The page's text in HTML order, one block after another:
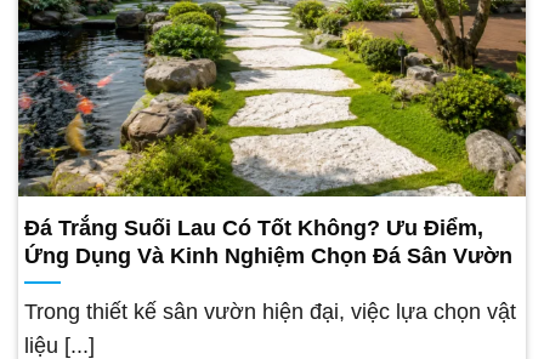
Đá Trắng Suối Lau Có Tốt Không? Ưu Điểm,
Ứng Dụng Và Kinh Nghiệm Chọn Đá Sân Vườn
Trong thiết kế sân vườn hiện đại, việc lựa chọn vật
liệu [...]